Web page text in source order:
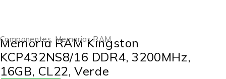
Componentes, Memorias RAM
Memoria RAM Kingston
KCP432NS8/16 DDR4, 3200MHz,
16GB, CL22, Verde